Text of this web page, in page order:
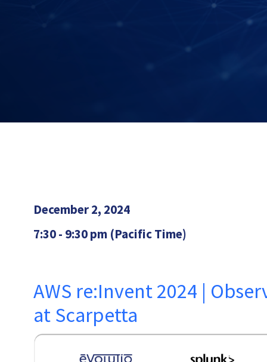
December 2, 2024
7:30 - 9:30 pm (Pacific Time)
AWS re:Invent 2024 |
at Scarpetta